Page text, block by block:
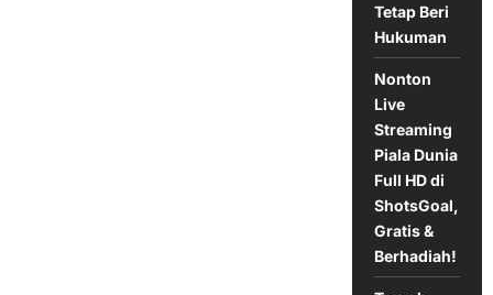
Tetap Beri
Hukuman
Nonton
Live
Streaming
Piala Dunia
Full HD di
ShotsGoal,
Gratis &
Berhadiah!